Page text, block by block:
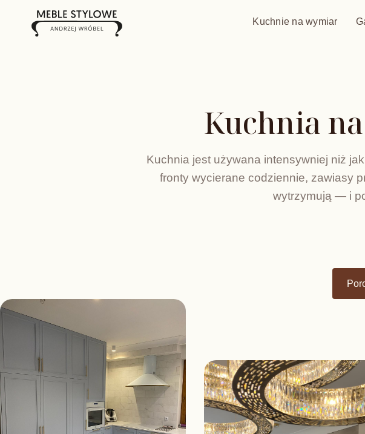
Kuchnie na wymiar
Kuchnia
Kuchnia jest używana intensywniej niż
fronty wycierane codziennie, zawiasy
wytrzymują — i